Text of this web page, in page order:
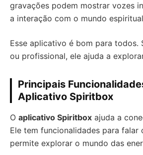
gravações podem mostrar vozes
a interação com o mundo
Esse aplicativo é bom para todos.
ou profissional, ele ajuda a
Principais
Aplicativo Spiritbox
O aplicativo Spiritbox ajuda a
Ele tem funcionalidades para falar
permite explorar o mundo das